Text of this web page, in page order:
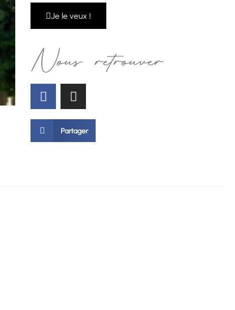
Je le veux !
Nous retrouver
Partager